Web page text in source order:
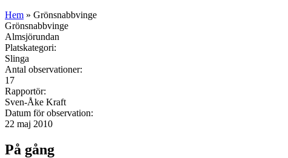
Hem » Grönsnabbvinge
Grönsnabbvinge
Almsjörundan
Platskategori:
Slinga
Antal observationer:
17
Rapportör:
Sven-Åke Kraft
Datum för observation:
22 maj 2010
På gång